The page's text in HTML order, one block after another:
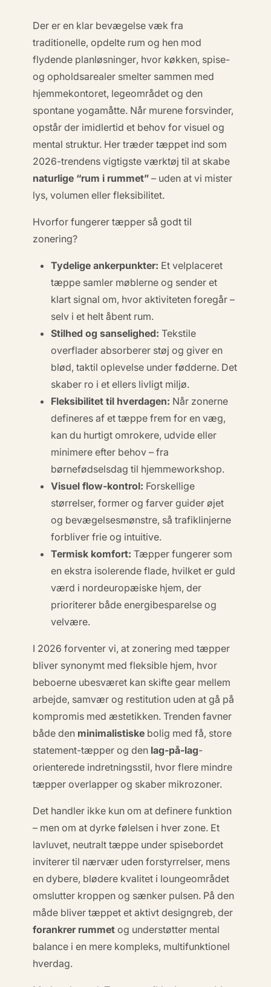
Der er en klar bevægelse væk fra
traditionelle, opdelte rum og hen mod
flydende planløsninger, hvor køkken, spise-
og opholdsarealer smelter sammen med
hjemmekontoret, legeområdet og den
spontane yogamåtte. Når murene forsvinder,
opstår der imidlertid et behov for visuel og
mental struktur. Her træder tæppet ind som
2026-trendens vigtigste værktøj til at skabe
naturlige “rum i rummet” – uden at vi mister
lys, volumen eller fleksibilitet.
Hvorfor fungerer tæpper så godt til
zonering?
Tydelige ankerpunkter: Et velplaceret
tæppe samler møblerne og sender et
klart signal om, hvor aktiviteten foregår –
selv i et helt åbent rum.
Stilhed og sanselighed: Tekstile
overflader absorberer støj og giver en
blød, taktil oplevelse under fødderne. Det
skaber ro i et ellers livligt miljø.
Fleksibilitet til hverdagen: Når zonerne
defineres af et tæppe frem for en væg,
kan du hurtigt omrokere, udvide eller
minimere efter behov – fra
børnefødselsdag til hjemmeworkshop.
Visuel flow-kontrol: Forskellige
størrelser, former og farver guider øjet
og bevægelsesmønstre, så trafiklinjerne
forbliver frie og intuitive.
Termisk komfort: Tæpper fungerer som
en ekstra isolerende flade, hvilket er guld
værd i nordeuropæiske hjem, der
prioriterer både energibesparelse og
velvære.
I 2026 forventer vi, at zonering med tæpper
bliver synonymt medfleksible hjem, hvor
beboerne ubesværet kan skifte gear mellem
arbejde, samvær og restitution uden at gå på
kompromis med æstetikken. Trenden favner
både den minimalistiske bolig med få, store
statement-tæpper og den lag-på-lag-
orienterede indretningsstil, hvor flere mindre
tæpper overlapper og skaber mikrozoner.
Det handler ikke kun om at definere funktion
– men om at dyrkefølelsen i hver zone. Et
lavluvet, neutralt tæppe under spisebordet
inviterer til nærvær uden forstyrrelser, mens
en dybere, blødere kvalitet i loungeområdet
omslutter kroppen og sænker pulsen. På den
måde bliver tæppet et aktivt designgreb, der
forankrer rummet og understøtter mental
balance i en mere kompleks, multifunktionel
hverdag.